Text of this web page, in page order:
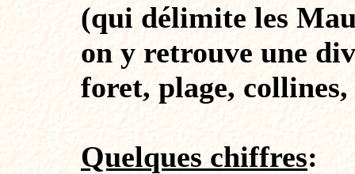
(qui délimite les
on y retrouve une
foret, plage,
Quelques chiffres: